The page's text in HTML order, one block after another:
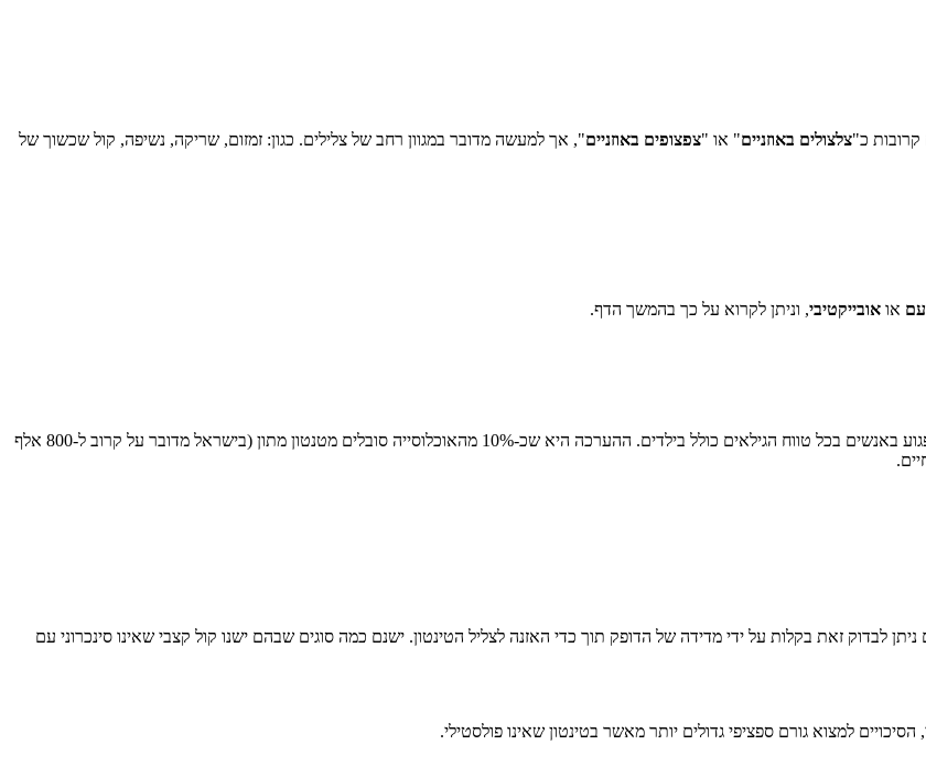
קרובות כ"צלצולים באוזניים" או "צפצופים באוזניים", אך למעשה מדובר במגוון רחב של צלילים. כגון: זמזום, שריקה, נשיפה, קול שכשוך של
או אובייקטיבי, וניתן לקרוא על כך בהמשך הדף.
טינטון הוא סימפטום שנפוץ יותר בקרב אנשים שגילם מעל 65. עם זאת, הוא עלול לפגוע באנשים בכל טווח הגילאים כולל בילדים. ההערכה היא שכ-10% מהאוכלוסייה סובלים מטנטון מתון (בישראל מדובר על קרוב ל-800 אלף
לבדוק זאת בקלות על ידי מדידה של הדופק תוך כדי האזנה לצליל הטינטון. ישנם כמה סוגים שבהם ישנו קול קצבי שאינו סינכרוני עם
למצוא גורם ספציפי גדולים יותר מאשר בטינטון שאינו פולסטילי.